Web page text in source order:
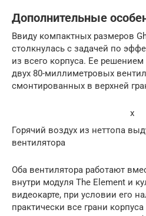
Дополнительные
Ввиду компактных размеров
столкнулась с задачей по
из всего корпуса. Ее
двух 80-миллиметровых
смонтированных в верхней
x
Горячий воздух из неттопа
вентилятора
Оба вентилятора работают
внутри модуля The Element и
видеокарте, при условии его
практически все грани